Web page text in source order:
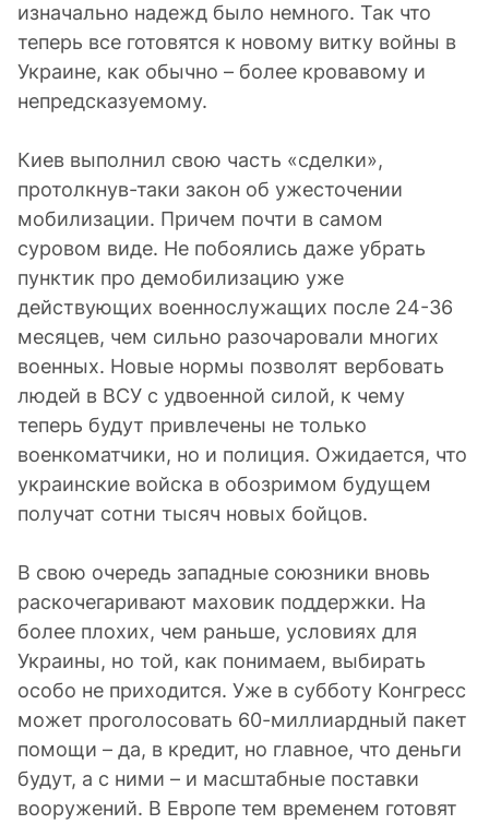
изначально надежд было немного. Так что
теперь все готовятся к новому витку войны в
Украине, как обычно – более кровавому и
непредсказуемому.
Киев выполнил свою часть «сделки»,
протолкнув-таки закон об ужесточении
мобилизации. Причем почти в самом
суровом виде. Не побоялись даже убрать
пунктик про демобилизацию уже
действующих военнослужащих после 24-36
месяцев, чем сильно разочаровали многих
военных. Новые нормы позволят вербовать
людей в ВСУ с удвоенной силой, к чему
теперь будут привлечены не только
военкоматчики, но и полиция. Ожидается, что
украинские войска в обозримом будущем
получат сотни тысяч новых бойцов.
В свою очередь западные союзники вновь
раскочегаривают маховик поддержки. На
более плохих, чем раньше, условиях для
Украины, но той, как понимаем, выбирать
особо не приходится. Уже в субботу Конгресс
может проголосовать 60-миллиардный пакет
помощи – да, в кредит, но главное, что деньги
будут, а с ними – и масштабные поставки
вооружений. В Европе тем временем готовят